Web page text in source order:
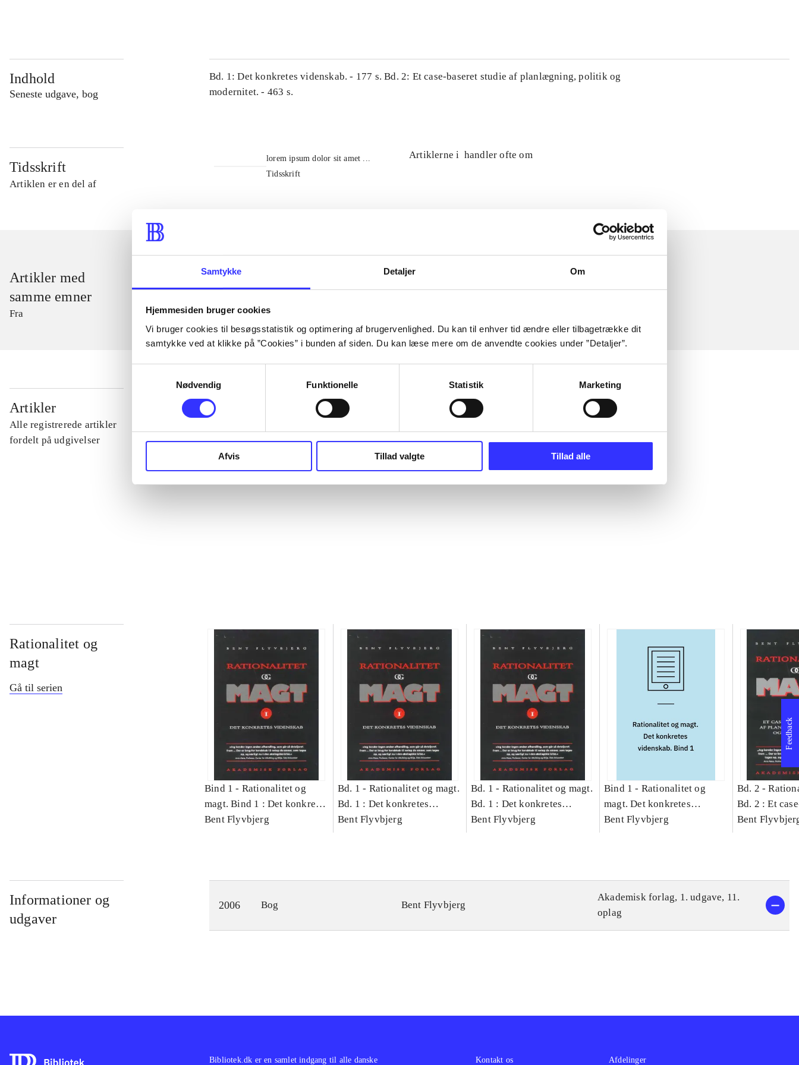
Samtykke Detaljer Om
Hjemmesiden bruger cookies
Vi bruger cookies til besøgsstatistik og optimering af brugervenlighed. Du kan til enhver tid ændre eller tilbagetrække dit
samtykke ved at klikke på ”Cookies” i bunden af siden. Du kan læse mere om de anvendte cookies under ”Detaljer”.
Nødvendig
Funktionelle Statistik Marketing
Afvis Tillad valgte Tillad alle
Indhold
Seneste udgave, bog
Bd. 1: Det konkretes videnskab. - 177 s. Bd. 2: Et case-baseret studie af planlægning, politik og
modernitet. - 463 s.
Tidsskrift
Artiklen er en del af
lorem ipsum dolor sit amet ...
Tidsskrift
Artiklerne i handler ofte om
Artikler med
samme emner
Fra
Artikler
Alle registrerede artikler
fordelt på udgivelser
...
Rationalitet og
magt
Gå til serien
Bind 1 - Rationalitet og
magt. Bind 1 : Det konkretes
videnskab
Bent Flyvbjerg
Bd. 1 - Rationalitet og magt.
Bd. 1 : Det konkretes
videnskab
Bent Flyvbjerg
Bd. 1 - Rationalitet og magt.
Bd. 1 : Det konkretes
videnskab
Bent Flyvbjerg
Bind 1 - Rationalitet og
magt. Det konkretes
videnskab. Bind 1
Bent Flyvbjerg
Bd. 2 -
Bd. 2 : Et
studie af
Bent
Informationer og
udgaver
2006 Bog Bent Flyvbjerg
Akademisk forlag, 1. udgave, 11.
oplag
Feedback
Bibliotek.dk er en samlet indgang til alle danske Kontakt os Afdelinger